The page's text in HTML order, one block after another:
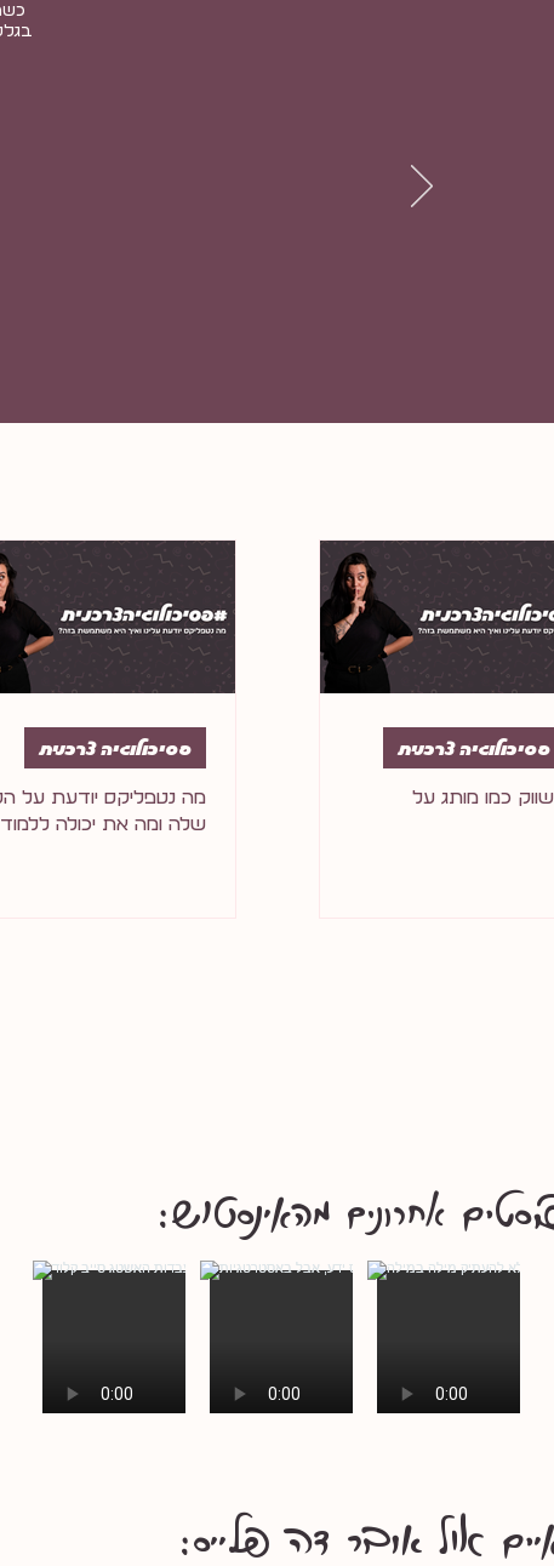
כמו מותג על
פסיכולוגיה צרכנית
מה נטפליקס יודעת על
שלה ומה את יכולה ללמוד
פסיכולוגיה צרכנית
אחרונים מהאינסט+ו++ש+:
א+++++ול+ א+ו+ב+ר ד+ה++ פלייס: